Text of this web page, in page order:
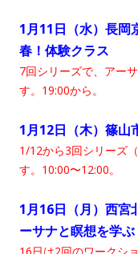
1月11日（水） 長岡
春！体験クラス
7回シリーズで、アー
す。19:00から。
1月12日（木） 篠山
1/12から3回シリーズ
す。10:00〜12:00。
1月16日（月） 西宮
ーサナと瞑想を学ぶ